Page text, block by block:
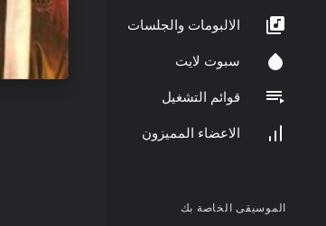
الالبومات والجلسات
سبوت لايت
قوائم التشغيل
الاعضاء المميزون
الموسيقى الخاصة بك